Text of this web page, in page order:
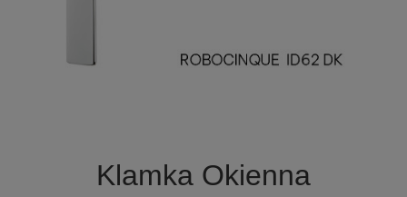
Klamka Okienna